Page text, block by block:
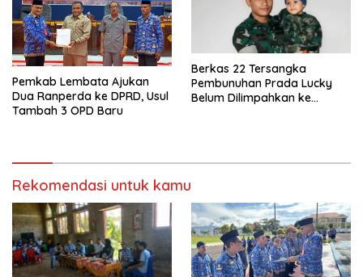
Pemkab Lembata Ajukan
Dua Ranperda ke DPRD, Usul
Tambah 3 OPD Baru
Berkas 22 Tersangka
Pembunuhan Prada Lucky
Belum Dilimpahkan ke
Rekomendasi untuk kamu